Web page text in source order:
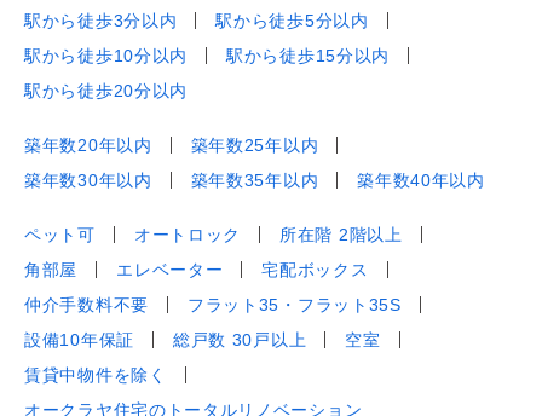
駅から徒歩3分以内
駅から徒歩5分以内
駅から徒歩10分以内
駅から徒歩15分以内
駅から徒歩20分以内
築年数20年以内
築年数25年以内
築年数30年以内
築年数35年以内 築年数40年以内
ペット可 オートロック
所在階 2階以上
角部屋
エレベーター
宅配ボックス
仲介手数料不要
フラット35・フラット35S
設備10年保証
総戸数 30戸以上
空室
賃貸中物件を除く
オークラヤ住宅のトータルリノベーション